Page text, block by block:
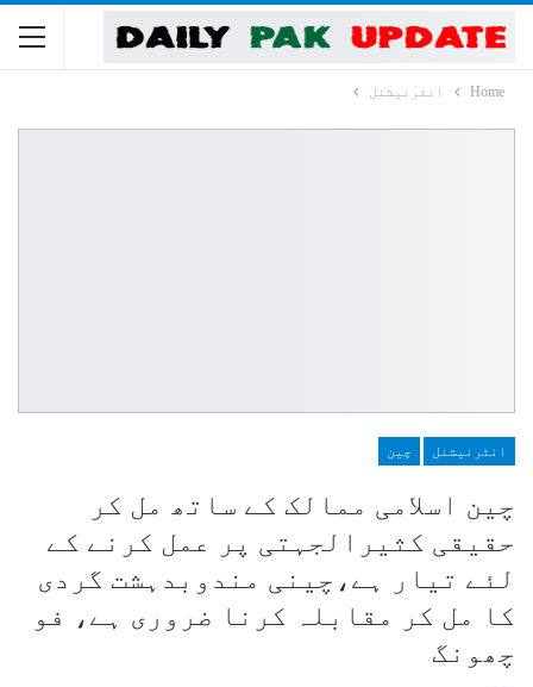
Home انٹرنیشنل
انٹرنیشنل چین
چین اسلامی ممالک کے ساتھ مل کر
حقیقی کثیرالجہتی پر عمل کرنے کے
لئے تیار ہے،چینی مندوبدہشت گردی
کا مل کر مقابلہ کرنا ضروری ہے، فو
چھونگ